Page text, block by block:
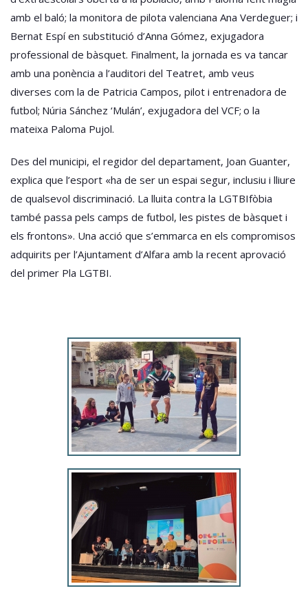
amb el baló; la monitora de pilota valenciana Ana Verdeguer; i
Bernat Espí en substitució d’Anna Gómez, exjugadora
professional de bàsquet. Finalment, la jornada es va tancar
amb una ponència a l’auditori del Teatret, amb veus
diverses com la de Patricia Campos, pilot i entrenadora de
futbol; Núria Sánchez ‘Mulán’, exjugadora del VCF; o la
mateixa Paloma Pujol.
Des del municipi, el regidor del departament, Joan Guanter,
explica que l’esport «ha de ser un espai segur, inclusiu i lliure
de qualsevol discriminació. La lluita contra la LGTBIfòbia
també passa pels camps de futbol, les pistes de bàsquet i
els frontons». Una acció que s’emmarca en els compromisos
adquirits per l’Ajuntament d’Alfara amb la recent aprovació
del primer Pla LGTBI.